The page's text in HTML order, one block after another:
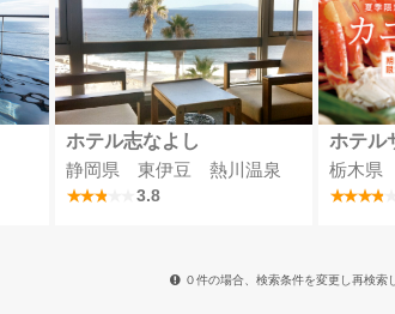
ホテル志なよし
静岡県 東伊豆 熱川温泉
3.8
ホテル
栃木県
０件の場合、検索条件を変更し再検索